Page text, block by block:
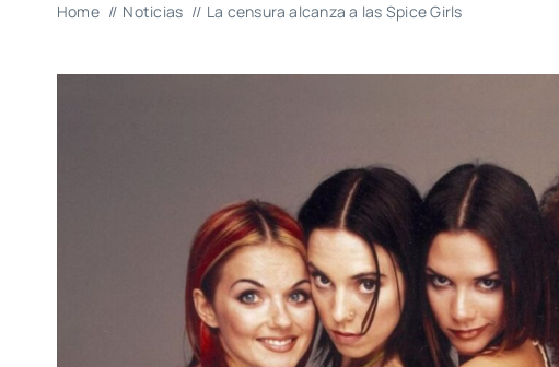
Home Noticias La censura alcanza a las Spice Girls